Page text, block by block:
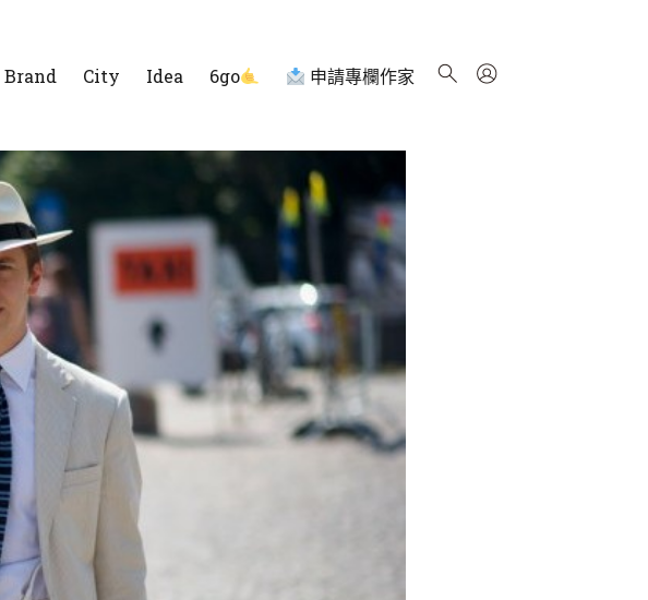
Brand City Idea 6go 申請專欄作家